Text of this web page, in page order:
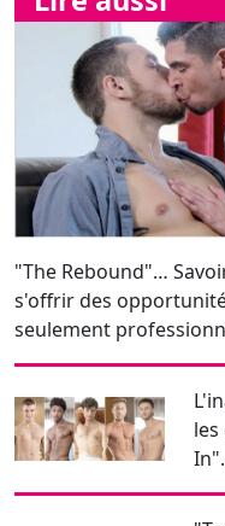
"The Rebound"…
s'offrir des
seulement
les